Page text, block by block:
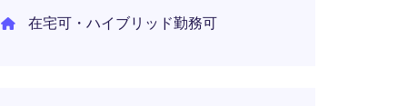
在宅可・ハイブリッド勤務可